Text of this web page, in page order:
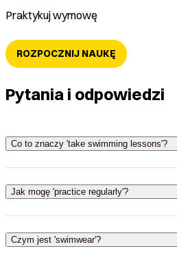
Praktykuj wymowę
ROZPOCZNIJ NAUKĘ
Pytania i odpowiedzi
Co to znaczy 'take swimming lessons'?
'Take swimming lessons'
pływania, aby nauczyć się tej
Jak mogę 'practice regularly'?
'Practice regularly' oznacza
odstępach czasu, aby stać się
Czym jest 'swimwear'?